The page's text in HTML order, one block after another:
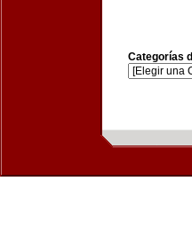
Categorías